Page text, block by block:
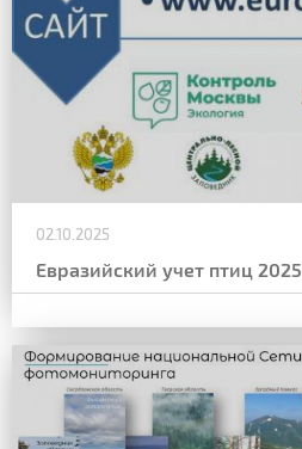
02.10.2025
Евразийский учет птиц 2025